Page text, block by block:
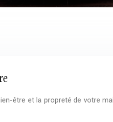
être et la propreté de votre